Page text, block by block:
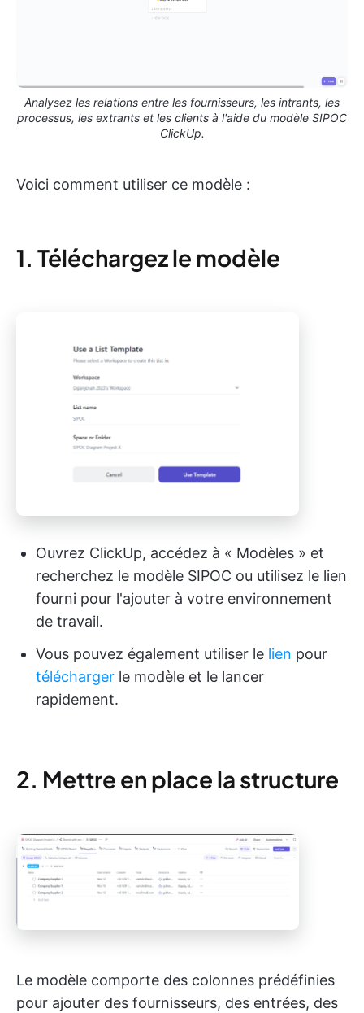
Analysez les relations entre les fournisseurs, les intrants, les
processus, les extrants et les clients à l'aide du modèle SIPOC
ClickUp.
Voici comment utiliser ce modèle :
1. Téléchargez le modèle
Ouvrez ClickUp, accédez à « Modèles » et
recherchez le modèle SIPOC ou utilisez le lien
fourni pour l'ajouter à votre environnement
de travail.
Vous pouvez également utiliser le lien pour
télécharger le modèle et le lancer
rapidement.
2. Mettre en place la structure
Le modèle comporte des colonnes prédéfinies
pour ajouter des fournisseurs, des entrées, des